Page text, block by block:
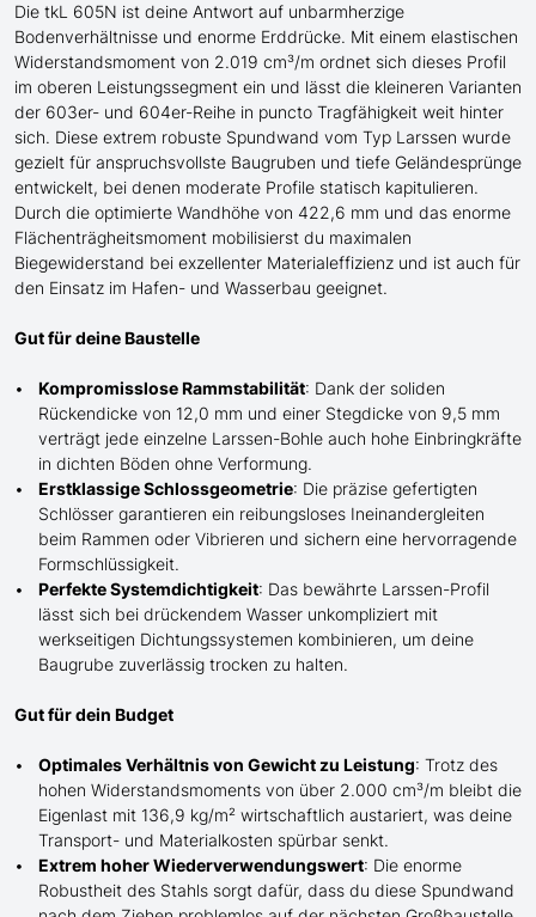
Die tkL 605N ist deine Antwort auf unbarmherzige
Bodenverhältnisse und enorme Erddrücke. Mit einem elastischen
Widerstandsmoment von 2.019 cm³/m ordnet sich dieses Profil
im oberen Leistungssegment ein und lässt die kleineren Varianten
der 603er- und 604er-Reihe in puncto Tragfähigkeit weit hinter
sich. Diese extrem robuste Spundwand vom Typ Larssen wurde
gezielt für anspruchsvollste Baugruben und tiefe Geländesprünge
entwickelt, bei denen moderate Profile statisch kapitulieren.
Durch die optimierte Wandhöhe von 422,6 mm und das enorme
Flächenträgheitsmoment mobilisierst du maximalen
Biegewiderstand bei exzellenter Materialeffizienz und ist auch für
den Einsatz im Hafen- und Wasserbau geeignet.
Gut für deine Baustelle
Kompromisslose Rammstabilität: Dank der soliden
Rückendicke von 12,0 mm und einer Stegdicke von 9,5 mm
verträgt jede einzelne Larssen-Bohle auch hohe Einbringkräfte
in dichten Böden ohne Verformung.
Erstklassige Schlossgeometrie: Die präzise gefertigten
Schlösser garantieren ein reibungsloses Ineinandergleiten
beim Rammen oder Vibrieren und sichern eine hervorragende
Formschlüssigkeit.
Perfekte Systemdichtigkeit: Das bewährte Larssen-Profil
lässt sich bei drückendem Wasser unkompliziert mit
werkseitigen Dichtungssystemen kombinieren, um deine
Baugrube zuverlässig trocken zu halten.
Gut für dein Budget
Optimales Verhältnis von Gewicht zu Leistung: Trotz des
hohen Widerstandsmoments von über 2.000 cm³/m bleibt die
Eigenlast mit 136,9 kg/m² wirtschaftlich austariert, was deine
Transport- und Materialkosten spürbar senkt.
Extrem hoher Wiederverwendungswert: Die enorme
Robustheit des Stahls sorgt dafür, dass du diese Spundwand